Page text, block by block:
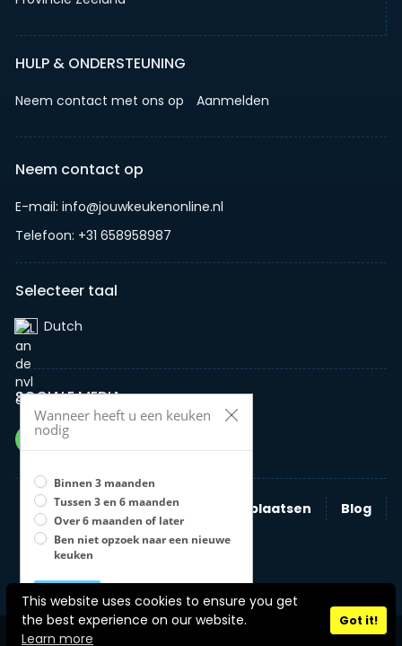
This website uses cookies to ensure you get
the best experience on our website.
Learn more
Got it!
HULP & ONDERSTEUNING
Neem contact met ons op Aanmelden
Neem contact op
E-mail: info@jouwkeukenonline.nl
Telefoon: +31 658958987
Selecteer taal
Dutch‎
SOCIALE MEDIA
Zoeken Nieuwe advertentie plaatsen
Blog
Bedrijven
Wanneer heeft u een keuken
nodig
Binnen 3 maanden
Tussen 3 en 6 maanden
Over 6 maanden of later
Ben niet opzoek naar een nieuwe
keuken
Opslaan U moet een optie selecteren
Stel zelf je keuken samen
Copyright © 2026 jouwkeukenonline Alle rechten voorbehouden.